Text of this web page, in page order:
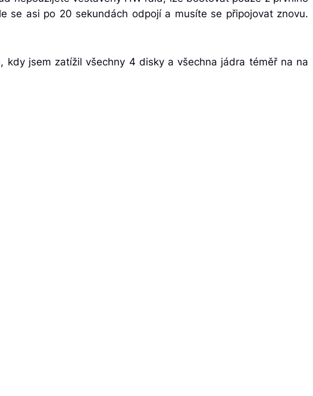
se asi po 20 sekundách odpojí a musíte se připojovat znovu.
jsem zatížil všechny 4 disky a všechna jádra téměř na na